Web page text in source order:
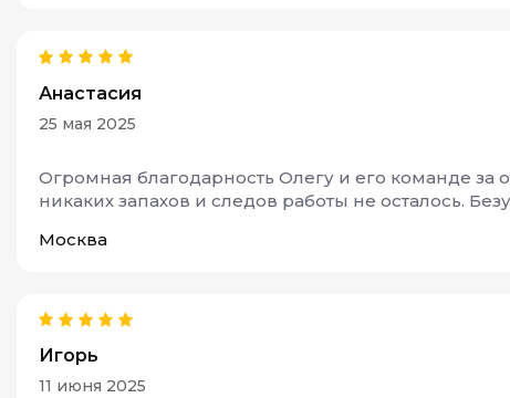
Анастасия
25 мая 2025
Огромная благодарность Олегу и его команде за
никаких запахов и следов работы не осталось.
Москва
Игорь
11 июня 2025